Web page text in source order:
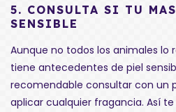
5. CONSULTA SI TU
SENSIBLE
Aunque no todos los animales lo
tiene antecedentes de piel
recomendable consultar con un
aplicar cualquier fragancia. Así